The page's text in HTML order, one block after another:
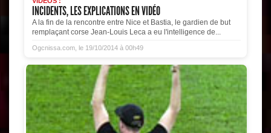
INCIDENTS, LES EXPLICATIONS EN VIDÉO
A la fin de la rencontre entre Nice et Bastia, le gardien de but
remplaçant corse Jean-Louis Leca a eu l'intelligence de...
Ogcnissa.com, le 19/10/2014 à 00h49